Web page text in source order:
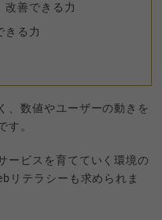
改善できる力
きる力
、数値やユーザーの動きを
す。
ービスを育てていく環境の
リテラシーも求められま